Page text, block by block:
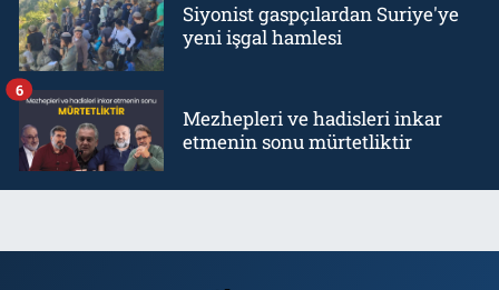
Siyonist gaspçılardan Suriye'ye
yeni işgal hamlesi
Mezhepleri ve hadisleri inkar
etmenin sonu mürtetliktir
6